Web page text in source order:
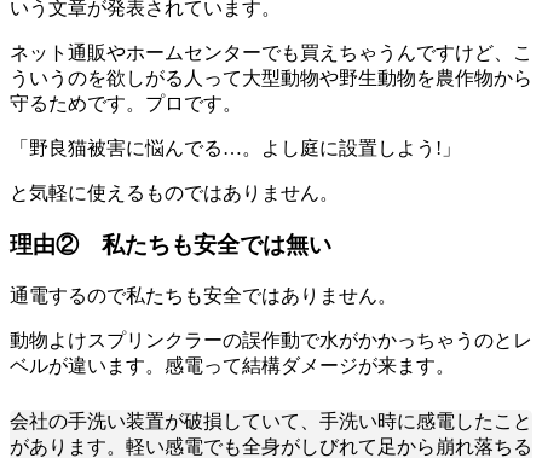
いう文章が発表されています。
ネット通販やホームセンターでも買えちゃうんですけど、こ
ういうのを欲しがる人って大型動物や野生動物を農作物から
守るためです。プロです。
「野良猫被害に悩んでる…。よし庭に設置しよう!」
と気軽に使えるものではありません。
理由② 私たちも安全では無い
通電するので私たちも安全ではありません。
動物よけスプリンクラーの誤作動で水がかかっちゃうのとレ
ベルが違います。感電って結構ダメージが来ます。
会社の手洗い装置が破損していて、手洗い時に感電したこと
があります。軽い感電でも全身がしびれて足から崩れ落ちる